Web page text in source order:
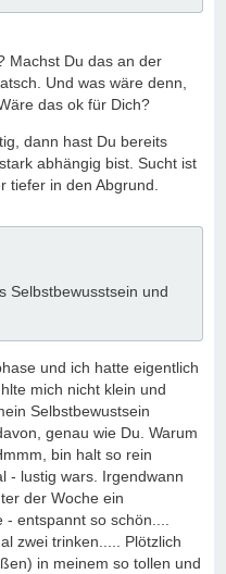
Machst Du das an der
Und was wäre denn,
das ok für Dich?
dann hast Du bereits
abhängig bist. Sucht ist
tiefer in den Abgrund.
Selbstbewusstsein und
und ich hatte eigentlich
mich nicht klein und
Selbstbewustsein
genau wie Du. Warum
bin halt so rein
- lustig wars. Irgendwann
der Woche ein
entspannt so schön....
zwei trinken..... Plötzlich
in meinem so tollen und